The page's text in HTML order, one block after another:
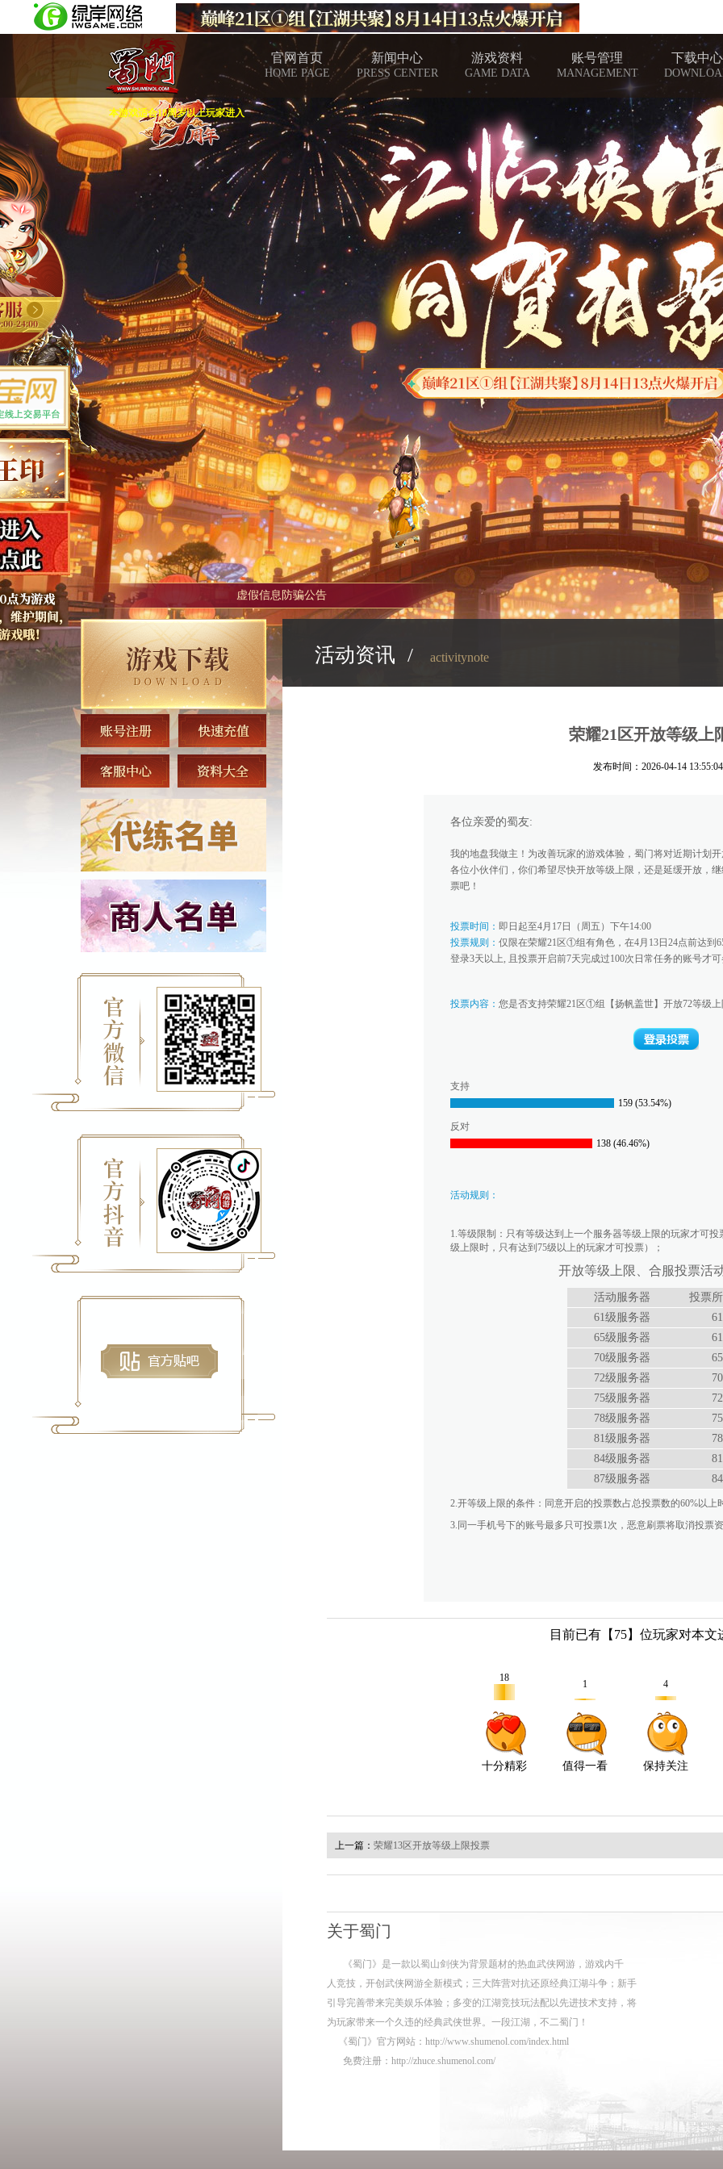
官网首页
HOME PAGE
新闻中心
PRESS CENTER
游戏资料
GAME DATA
账号管理
MANAGEMENT
下载中心
本游戏适合18周岁以上玩家进入
虚假信息防骗公告
活动资讯 / activitynote
荣耀21区开放等级上
发布时间：2026-04-14 13:55:04
上一篇： 荣耀13区开放等级上限投票
关于蜀门
《蜀门》是一款以蜀山剑侠为背景题材的热血武侠网游，游戏内千
人竞技，开创武侠网游全新模式；三大阵营对抗还原经典江湖斗争；新手
引导完善带来完美娱乐体验；多变的江湖竞技玩法配以先进技术支持，将
为玩家带来一个久违的经典武侠世界。一段江湖，不二蜀门！
《蜀门》官方网站： http://www.shumenol.com/index.html
免费注册： http://zhuce.shumenol.com/